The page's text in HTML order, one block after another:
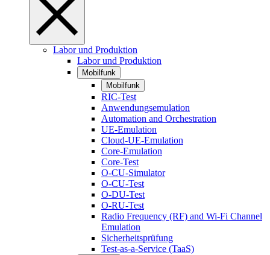
Labor und Produktion
Labor und Produktion
Mobilfunk
Mobilfunk
RIC-Test
Anwendungsemulation
Automation and Orchestration
UE-Emulation
Cloud-UE-Emulation
Core-Emulation
Core-Test
O-CU-Simulator
O-CU-Test
O-DU-Test
O-RU-Test
Radio Frequency (RF) and Wi-Fi Channel
Emulation
Sicherheitsprüfung
Test-as-a-Service (TaaS)